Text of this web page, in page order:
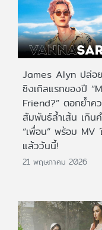
James Alyn ปล่อย
ซิงเกิลแรกของปี
Friend?” ตอกย้ำค
สัมพันธ์ล้ำเส้น เกินค
“เพื่อน” พร้อม MV
แล้ววันนี้!
21 พฤษภาคม 2026